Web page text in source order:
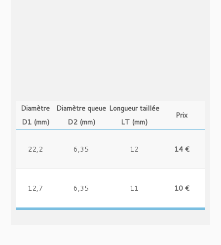
Diamètre
D1 (mm)
Diamètre queue
D2 (mm)
Longueur taillée
LT (mm)
Prix
22,2 6,35 12 14 €
12,7 6,35 11 10 €